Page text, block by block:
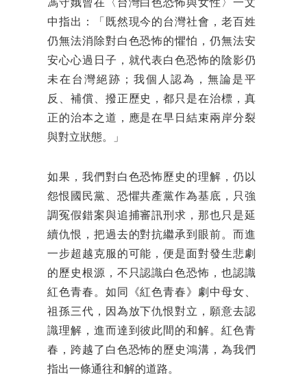
馮守娥曾在〈台灣白色恐怖與女性〉一文
中指出：「既然現今的台灣社會，老百姓
仍無法消除對白色恐怖的懼怕，仍無法安
安心心過日子，就代表白色恐怖的陰影仍
未在台灣絕跡；我個人認為，無論是平
反、補償、撥正歷史，都只是在治標，真
正的治本之道，應是在早日結束兩岸分裂
與對立狀態。」
如果，我們對白色恐怖歷史的理解，仍以
怨恨國民黨、恐懼共產黨作為基底，只強
調冤假錯案與追捕審訊刑求，那也只是延
續仇恨，把過去的對抗繼承到眼前。而進
一步超越克服的可能，便是面對發生悲劇
的歷史根源，不只認識白色恐怖，也認識
紅色青春。如同《紅色青春》劇中母女、
祖孫三代，因為放下仇恨對立，願意去認
識理解，進而達到彼此間的和解。紅色青
春，跨越了白色恐怖的歷史鴻溝，為我們
指出一條通往和解的道路。